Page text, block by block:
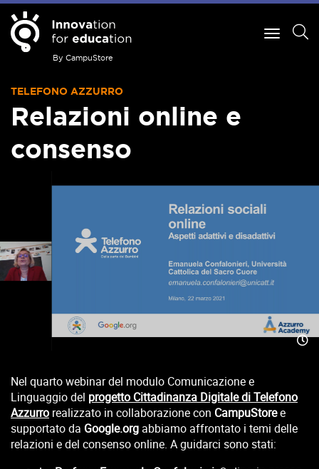
By CampuStore
TELEFONO AZZURRO
Relazioni online e
consenso
Nel quarto webinar del modulo Comunicazione e
Linguaggio del progetto Cittadinanza Digitale di Telefono
Azzurro realizzato in collaborazione con CampuStoree
supportato da Google.org abbiamo affrontato i temi delle
relazioni e del consenso online. A guidarci sono stati: